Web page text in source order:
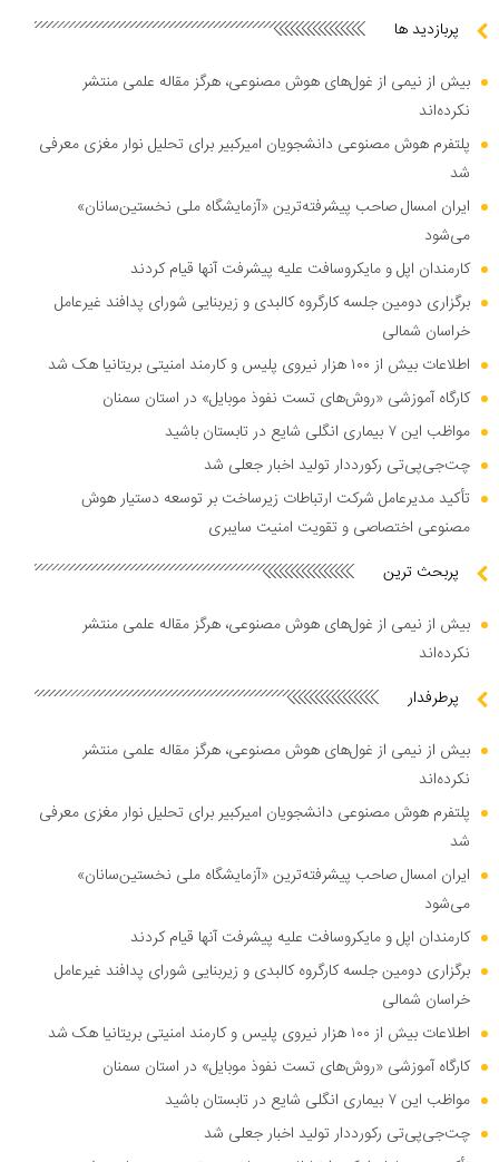
پربازدید ها
بیش از نیمی از غول‌های هوش مصنوعی، هرگز مقاله علمی منتشر
نکرده‌اند
پلتفرم هوش مصنوعی دانشجویان امیرکبیر برای تحلیل نوار مغزی معرفی
شد
ایران امسال صاحب پیشرفته‌ترین «آزمایشگاه ملی نخستین‌سانان»
می‌شود
کارمندان اپل و مایکروسافت علیه پیشرفت آنها قیام کردند
برگزاری دومین جلسه کارگروه کالبدی و زیربنایی شورای پدافند غیرعامل
خراسان شمالی
اطلاعات بیش از ۱۰۰ هزار نیروی پلیس و کارمند امنیتی بریتانیا هک شد
کارگاه آموزشی «روش‌های تست نفوذ موبایل» در استان سمنان
مواظب این ۷ بیماری انگلی شایع در تابستان باشید
چت‌جی‌پی‌تی رکورددار تولید اخبار جعلی شد
تأکید مدیرعامل شرکت ارتباطات زیرساخت بر توسعه دستیار هوش
مصنوعی اختصاصی و تقویت امنیت سایبری
پربحث ترین
بیش از نیمی از غول‌های هوش مصنوعی، هرگز مقاله علمی منتشر
نکرده‌اند
پرطرفدار
بیش از نیمی از غول‌های هوش مصنوعی، هرگز مقاله علمی منتشر
نکرده‌اند
پلتفرم هوش مصنوعی دانشجویان امیرکبیر برای تحلیل نوار مغزی معرفی
شد
ایران امسال صاحب پیشرفته‌ترین «آزمایشگاه ملی نخستین‌سانان»
می‌شود
کارمندان اپل و مایکروسافت علیه پیشرفت آنها قیام کردند
برگزاری دومین جلسه کارگروه کالبدی و زیربنایی شورای پدافند غیرعامل
خراسان شمالی
اطلاعات بیش از ۱۰۰ هزار نیروی پلیس و کارمند امنیتی بریتانیا هک شد
کارگاه آموزشی «روش‌های تست نفوذ موبایل» در استان سمنان
مواظب این ۷ بیماری انگلی شایع در تابستان باشید
چت‌جی‌پی‌تی رکورددار تولید اخبار جعلی شد